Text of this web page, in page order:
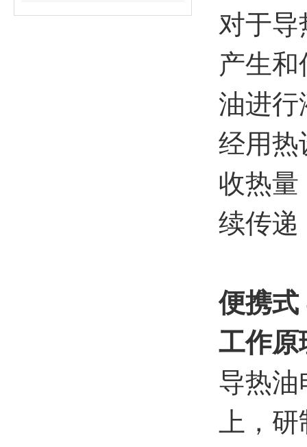
对于
产生
油进行
经用热
收热量
续传递
便携式
工作原
导热
上，